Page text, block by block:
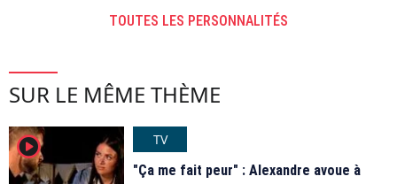
TOUTES LES PERSONNALITÉS
SUR LE MÊME THÈME
player2
TV
"Ça me fait peur" : Alexandre avoue à